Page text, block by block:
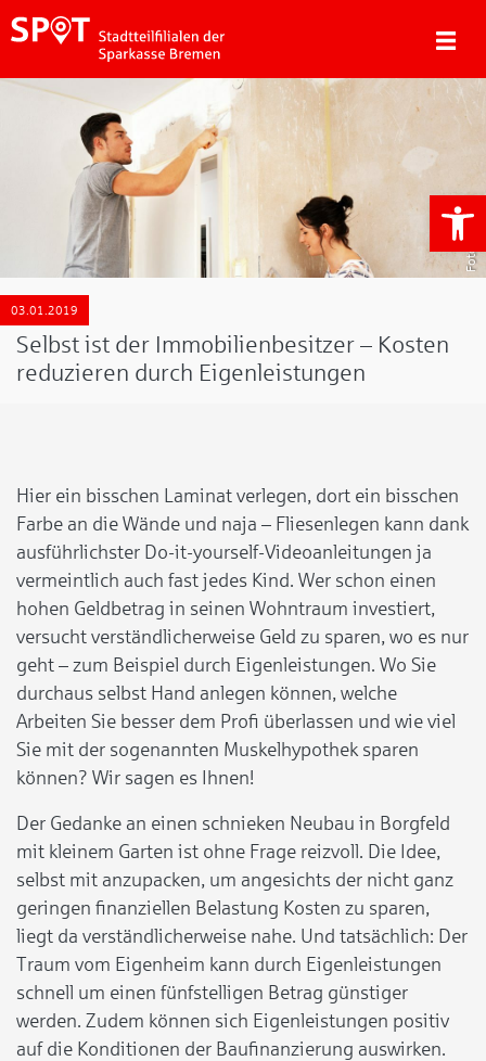
03.01.2019
Selbst ist der Immobilienbesitzer – Kosten
reduzieren durch Eigenleistungen
Hier ein bisschen Laminat verlegen, dort ein bisschen
Farbe an die Wände und naja – Fliesenlegen kann dank
ausführlichster Do-it-yourself-Videoanleitungen ja
vermeintlich auch fast jedes Kind. Wer schon einen
hohen Geldbetrag in seinen Wohntraum investiert,
versucht verständlicherweise Geld zu sparen, wo es nur
geht – zum Beispiel durch Eigenleistungen. Wo Sie
durchaus selbst Hand anlegen können, welche
Arbeiten Sie besser dem Profi überlassen und wie viel
Sie mit der sogenannten Muskelhypothek sparen
können? Wir sagen es Ihnen!
Der Gedanke an einen schnieken Neubau in Borgfeld
mit kleinem Garten ist ohne Frage reizvoll. Die Idee,
selbst mit anzupacken, um angesichts der nicht ganz
geringen finanziellen Belastung Kosten zu sparen,
liegt da verständlicherweise nahe. Und tatsächlich: Der
Traum vom Eigenheim kann durch Eigenleistungen
schnell um einen fünfstelligen Betrag günstiger
werden. Zudem können sich Eigenleistungen positiv
auf die Konditionen der Baufinanzierung auswirken.